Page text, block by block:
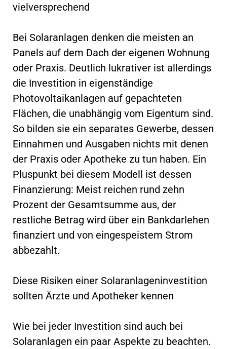
vielversprechend
Bei Solaranlagen denken die meisten an
Panels auf dem Dach der eigenen Wohnung
oder Praxis. Deutlich lukrativer ist allerdings
die Investition in eigenständige
Photovoltaikanlagen auf gepachteten
Flächen, die unabhängig vom Eigentum sind.
So bilden sie ein separates Gewerbe, dessen
Einnahmen und Ausgaben nichts mit denen
der Praxis oder Apotheke zu tun haben. Ein
Pluspunkt bei diesem Modell ist dessen
Finanzierung: Meist reichen rund zehn
Prozent der Gesamtsumme aus, der
restliche Betrag wird über ein Bankdarlehen
finanziert und von eingespeistem Strom
abbezahlt.
Diese Risiken einer Solaranlageninvestition
sollten Ärzte und Apotheker kennen
Wie bei jeder Investition sind auch bei
Solaranlagen ein paar Aspekte zu beachten.